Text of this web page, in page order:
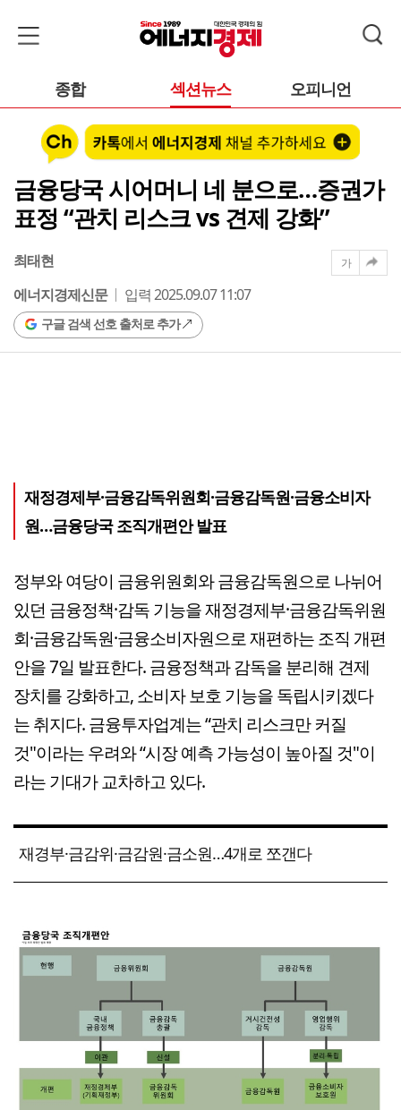
종합 섹션뉴스 오피니언
금융당국 시어머니 네 분으로…증권가
표정 “관치 리스크 vs 견제 강화”
최태현
에너지경제신문
입력 2025.09.07 11:07
구글 검색 선호 출처로 추가
가
재정경제부·금융감독위원회·금융감독원·금융소비자
원…금융당국 조직개편안 발표
정부와 여당이 금융위원회와 금융감독원으로 나뉘어
있던 금융정책·감독 기능을 재정경제부·금융감독위원
회·금융감독원·금융소비자원으로 재편하는 조직 개편
안을 7일 발표한다. 금융정책과 감독을 분리해 견제
장치를 강화하고, 소비자 보호 기능을 독립시키겠다
는 취지다. 금융투자업계는 “관치 리스크만 커질
것"이라는 우려와 “시장 예측 가능성이 높아질 것"이
라는 기대가 교차하고 있다.
재경부·금감위·금감원·금소원…4개로 쪼갠다